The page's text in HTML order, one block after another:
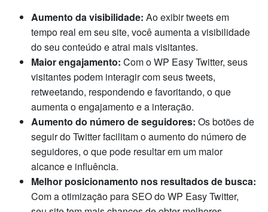
Aumento da visibilidade: Ao exibir tweets em
tempo real em seu site, você aumenta a visibilidade
do seu conteúdo e atrai mais visitantes.
Maior engajamento: Com o WP Easy Twitter, seus
visitantes podem interagir com seus tweets,
retweetando, respondendo e favoritando, o que
aumenta o engajamento e a interação.
Aumento do número de seguidores: Os botões de
seguir do Twitter facilitam o aumento do número de
seguidores, o que pode resultar em um maior
alcance e influência.
Melhor posicionamento nos resultados de busca:
Com a otimização para SEO do WP Easy Twitter,